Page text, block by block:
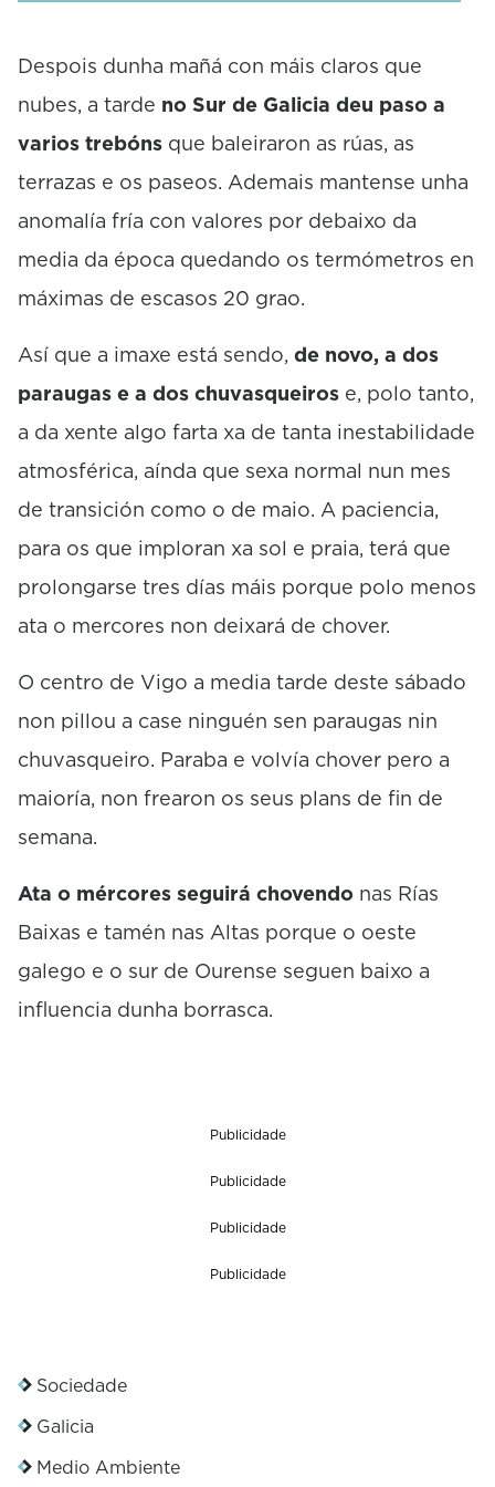
o
d
Despois dunha mañá con máis claros que
nubes, a tarde no Sur de Galicia deu paso a
varios trebóns que baleiraron as rúas, as
terrazas e os paseos. Ademais mantense unha
anomalía fría con valores por debaixo da
media da época quedando os termómetros en
máximas de escasos 20 grao.
Así que a imaxe está sendo, de novo, a dos
paraugas e a dos chuvasqueiros e, polo tanto,
a da xente algo farta xa de tanta inestabilidade
atmosférica, aínda que sexa normal nun mes
de transición como o de maio. A paciencia,
para os que imploran xa sol e praia, terá que
prolongarse tres días máis porque polo menos
ata o mercores non deixará de chover.
O centro de Vigo a media tarde deste sábado
non pillou a case ninguén sen paraugas nin
chuvasqueiro. Paraba e volvía chover pero a
maioría, non frearon os seus plans de fin de
semana.
Ata o mércores seguirá chovendo nas Rías
Baixas e tamén nas Altas porque o oeste
galego e o sur de Ourense seguen baixo a
influencia dunha borrasca.
Publicidade
Publicidade
Publicidade
Publicidade
Sociedade
Galicia
Medio Ambiente